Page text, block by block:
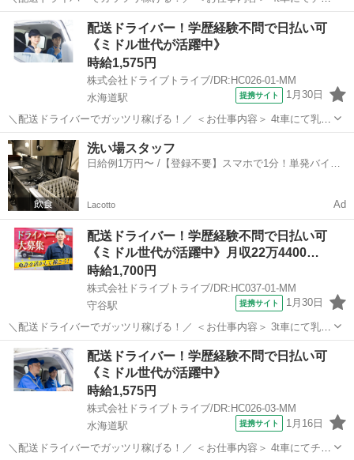
ド品の配送業務 ■車種・内容：DR:4t＋作業 ■商品：食品 ■配送先：ド
ラッグストアのセンター ■配送件数：3件 ＜必須資格＞ 中型免許(8t
限定)...
茨城 常総市 水海道駅 デリバリー
配送ドライバー！学歴経験不問で日払い可
《ミドル世代が活躍中》
時給1,575円
株式会社ドライブトライブ/DR:HC026-01-MM
水海道駅
提携サイト 1月30日
＼配送ドライバーでガッツリ稼げる！／ ＜お仕事内容＞ 4t車にて乳製
品等の配送業務 ■車種・内容：DR:4t＋作業 ■商品：食品 ■配送先：ス
ーパー＆ドラッグストアのセンター ■配送件数：2～4件 ＜必須資格
＞ 中型免...
茨城 常総市 水海道駅
洗い場スタッフ
日給例1万円〜 /【登録不要】スマホで1分！単発バイト
Lacotto Ad
配送ドライバー！学歴経験不問で日払い可
《ミドル世代が活躍中》月収22万4400…
時給1,700円
株式会社ドライブトライブ/DR:HC037-01-MM
守谷駅
提携サイト 1月30日
＼配送ドライバーでガッツリ稼げる！／ ＜お仕事内容＞ 3t車にて乳製
品の配送業務 ■車種・内容：DR:3t＋作業 ■商品：食品 ■配送先：セン
ター ■配送件数：1～2件 ＜必須資格＞ 準中型免許(限定解除済
み)MT ...
茨城 守谷市 守谷駅 デリバリー
配送ドライバー！学歴経験不問で日払い可
《ミドル世代が活躍中》
時給1,575円
株式会社ドライブトライブ/DR:HC026-03-MM
水海道駅
提携サイト 1月16日
＼配送ドライバーでガッツリ稼げる！／ ＜お仕事内容＞ 4t車にてチル